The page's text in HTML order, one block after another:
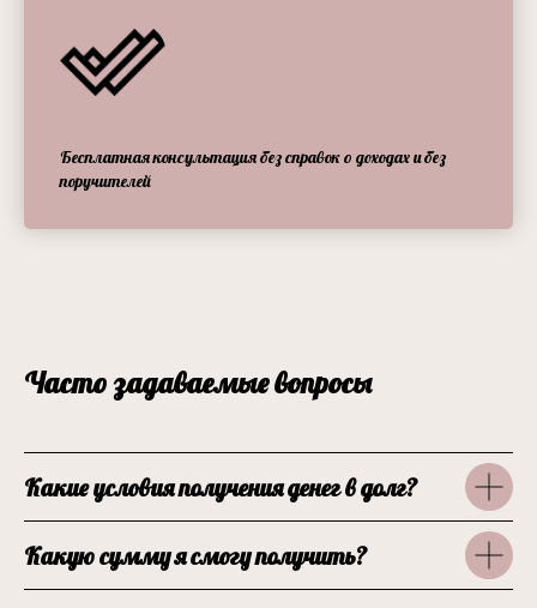
Бесплатная консультация без справок о доходах и без
поручителей
Часто задаваемые вопросы
Какие условия получения денег в долг?
Какую сумму я смогу получить?